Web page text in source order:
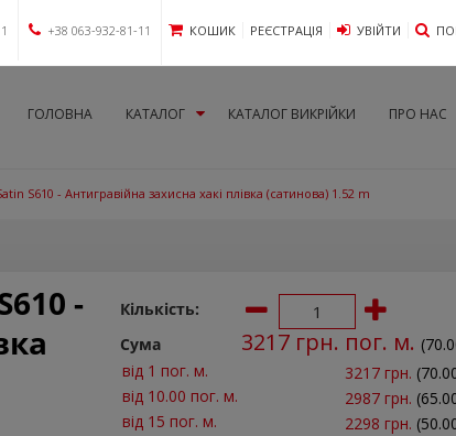
+38 063-932-81-11 КОШИК РЕЄСТРАЦІЯ УВIЙТИ
ГОЛОВНА КАТАЛОГ КАТАЛОГ ВИКРІЙКИ ПРО НАС
S610 - Антигравійна захисна хакі плівка (сатинова) 1.52 m
-
Кількість:
Сума
3217 грн. пог. м. (
від 1 пог. м.
3217 грн.
від 10.00 пог. м.
2987 грн.
від 15 пог. м.
2298 грн.